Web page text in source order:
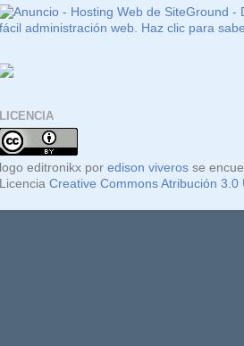
LICENCIA
logo editronikx por edison viveros se
Licencia Creative Commons Atribución 3.0